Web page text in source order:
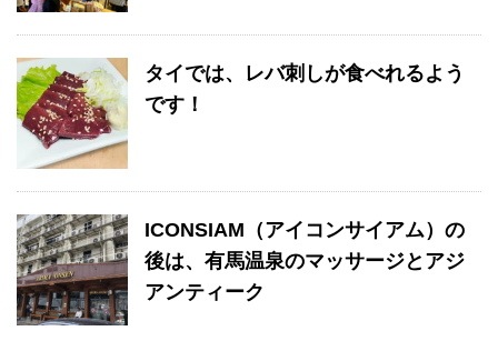
タイでは、レバ刺しが食べれるよう
です！
ICONSIAM（アイコンサイアム）の
後は、有馬温泉のマッサージとアジ
アンティーク